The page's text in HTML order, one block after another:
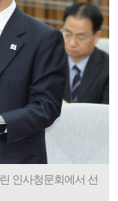
인사청문회에서 선